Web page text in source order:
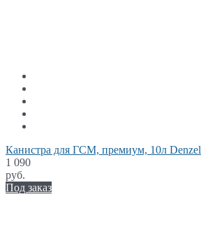
Канистра для ГСМ, премиум, 10л Denzel
1 090
руб.
Под заказ